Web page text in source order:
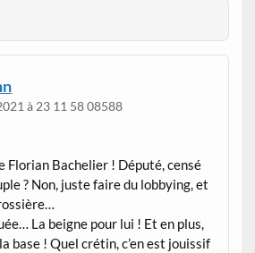
à 23 11 58 08588
Florian Bachelier ! Député, censé
? Non, juste faire du lobbying, et
La beigne pour lui ! Et en plus,
base ! Quel crétin, c’en est jouissif